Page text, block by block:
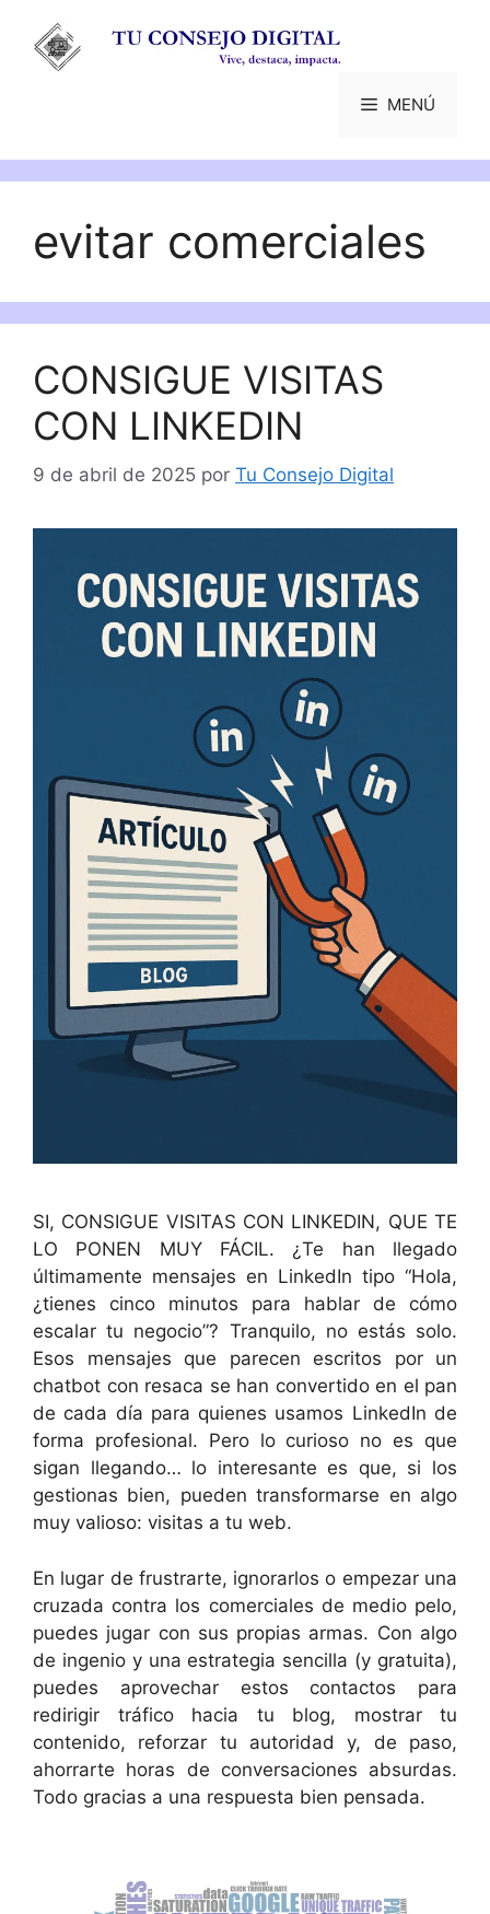
contenido
MENÚ
evitar comerciales
CONSIGUE VISITAS
CON LINKEDIN
9 de abril de 2025 por Tu Consejo Digital
SI, CONSIGUE VISITAS CON LINKEDIN, QUE TE
LO PONEN MUY FÁCIL. ¿Te han llegado
últimamente mensajes en LinkedIn tipo “Hola,
¿tienes cinco minutos para hablar de cómo
escalar tu negocio”? Tranquilo, no estás solo.
Esos mensajes que parecen escritos por un
chatbot con resaca se han convertido en el pan
de cada día para quienes usamos LinkedIn de
forma profesional. Pero lo curioso no es que
sigan llegando… lo interesante es que, si los
gestionas bien, pueden transformarse en algo
muy valioso: visitas a tu web.
En lugar de frustrarte, ignorarlos o empezar una
cruzada contra los comerciales de medio pelo,
puedes jugar con sus propias armas. Con algo
de ingenio y una estrategia sencilla (y gratuita),
puedes aprovechar estos contactos para
redirigir tráfico hacia tu blog, mostrar tu
contenido, reforzar tu autoridad y, de paso,
ahorrarte horas de conversaciones absurdas.
Todo gracias a una respuesta bien pensada.